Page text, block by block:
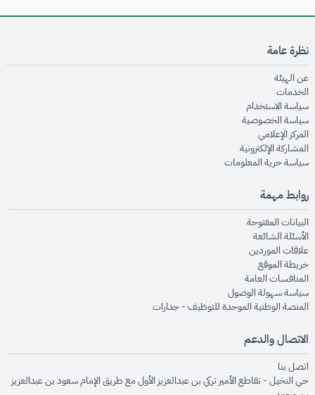
نظرة عامة
عن الهيئةopens in new window
الخدماتopens in new window
سياسة الاستخدام
سياسة الخصوصيةopens in new window
المركز الإعلاميopens in new window
المشاركة الإلكترونيةopens in new window
سياسة حرية المعلوماتopens in new window
روابط مهمة
البيانات المفتوحةopens in new window
الأسئلة الشائعةopens in new window
علاقات الموردينopens in new window
خريطة الموقعopens in new window
المنافسات العامةopens in new window
سياسة سهولة الوصولopens in new window
المنصة الوطنية الموحدة للتوظيف - جداراتopens in new window
الاتصال والدعم
اتصل بنا
حي النخيل - تقاطع الأمير تركي بن عبدالعزيز الأول مع طريق الإمام سعود بن عبدالعزيز